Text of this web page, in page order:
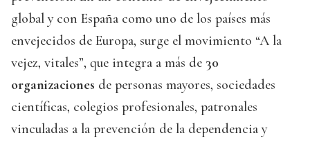
global y con España como uno de los países más
envejecidos de Europa, surge el movimiento “A la
vejez, vitales”, que integra a más de 30
organizaciones de personas mayores, sociedades
científicas, colegios profesionales, patronales
vinculadas a la prevención de la dependencia y